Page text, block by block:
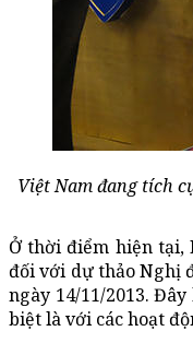
Việt Nam đang tích
Ở thời điểm hiện tại,
đối với dự thảo Nghị
ngày 14/11/2013.
biệt là với các hoạt